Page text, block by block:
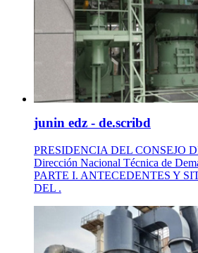
junin edz - de.scribd
PRESIDENCIA DEL CONSEJO
Dirección Nacional Técnica de
PARTE I. ANTECEDENTES Y
DEL .